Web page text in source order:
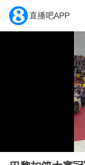
直播吧APP